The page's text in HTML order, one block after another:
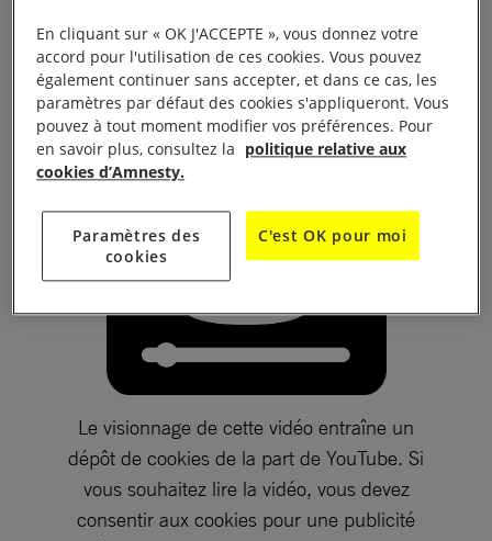
violations qui ont infligé et qui continuent d’infliger
des souffrances inimaginables à la population civile
yéménite.
Le visionnage de cette vidéo entraîne un
dépôt de cookies de la part de YouTube. Si
vous souhaitez lire la vidéo, vous devez
consentir aux cookies pour une publicité
En cliquant sur « OK J'ACCEPTE », vous donnez votre
accord pour l'utilisation de ces cookies. Vous pouvez
également continuer sans accepter, et dans ce cas, les
paramètres par défaut des cookies s'appliqueront. Vous
pouvez à tout moment modifier vos préférences. Pour
en savoir plus, consultez la politique relative aux
cookies d’Amnesty.
Paramètres des
cookies
C'est OK pour moi